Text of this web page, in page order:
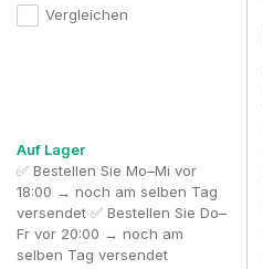
Vergleichen
Auf Lager
✅ Bestellen Sie Mo–Mi vor
18:00 → noch am selben Tag
versendet ✅ Bestellen Sie Do–
Fr vor 20:00 → noch am
selben Tag versendet